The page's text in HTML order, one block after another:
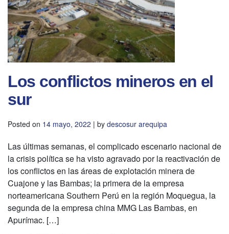
Los conflictos mineros en el
sur
Posted on 14 mayo, 2022 | by descosur arequipa
Las últimas semanas, el complicado escenario nacional de
la crisis política se ha visto agravado por la reactivación de
los conflictos en las áreas de explotación minera de
Cuajone y las Bambas; la primera de la empresa
norteamericana Southern Perú en la región Moquegua, la
segunda de la empresa china MMG Las Bambas, en
Apurímac. […]